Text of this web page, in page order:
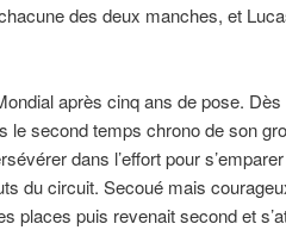
des deux manches, et
après cinq ans de pose.
le second temps chrono de son
dans l’effort pour
du circuit. Secoué mais
places puis revenait second et